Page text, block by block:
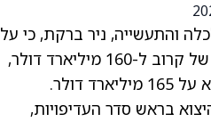
והתעשייה, ניר ברקת, כי על
פי הערכות ואומדנים שונים, צפוי היצוא הישראלי, עד לסוף השנה, להגיע להיקף של קרוב ל-160 מיליארד דולר,
בראש סדר העדיפויות,